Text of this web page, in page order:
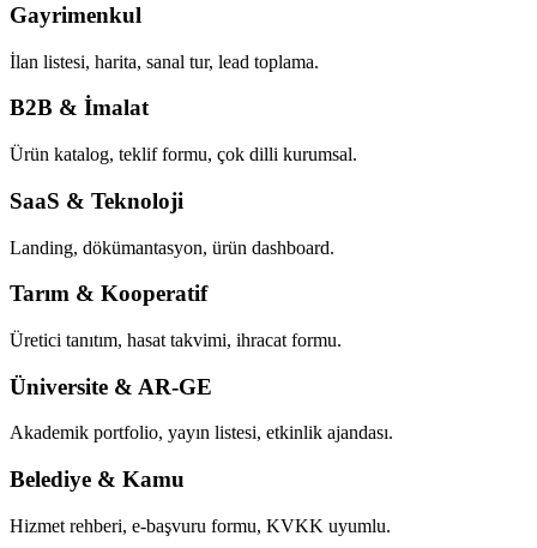
Gayrimenkul
İlan listesi, harita, sanal tur, lead toplama.
B2B & İmalat
Ürün katalog, teklif formu, çok dilli kurumsal.
SaaS & Teknoloji
Landing, dökümantasyon, ürün dashboard.
Tarım & Kooperatif
Üretici tanıtım, hasat takvimi, ihracat formu.
Üniversite & AR-GE
Akademik portfolio, yayın listesi, etkinlik ajandası.
Belediye & Kamu
Hizmet rehberi, e-başvuru formu, KVKK uyumlu.